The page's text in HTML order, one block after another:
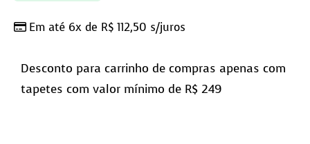
Em até 6x de R$ 112,50 s/juros
Desconto para carrinho de compras apenas com
tapetes com valor mínimo de R$ 249